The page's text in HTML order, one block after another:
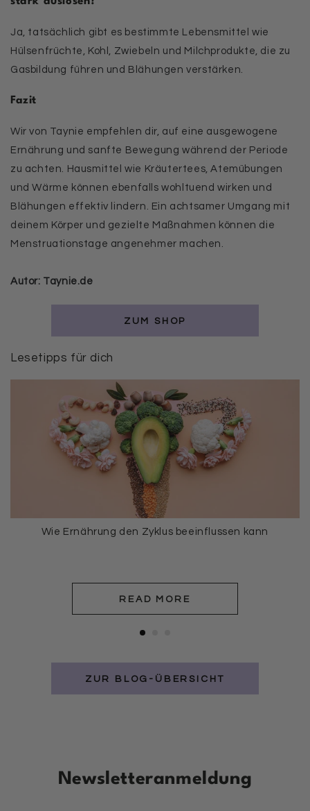
Ja, tatsächlich gibt es bestimmte Lebensmittel wie
Hülsenfrüchte, Kohl, Zwiebeln und Milchprodukte, die zu
Gasbildung führen und Blähungen verstärken.
Fazit
Wir von Taynie empfehlen dir, auf eine ausgewogene
Ernährung und sanfte Bewegung während der Periode
zu achten. Hausmittel wie Kräutertees, Atemübungen
und Wärme können ebenfalls wohltuend wirken und
Blähungen effektiv lindern. Ein achtsamer Umgang mit
deinem Körper und gezielte Maßnahmen können die
Menstruationstage angenehmer machen.
Autor: Taynie.de
ZUM SHOP
Lesetipps für dich
Wie Ernährung den Zyklus beeinflussen kann
READ MORE
ZUR BLOG-ÜBERSICHT
Newsletteranmeldung